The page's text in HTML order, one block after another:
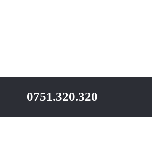
0751.320.320